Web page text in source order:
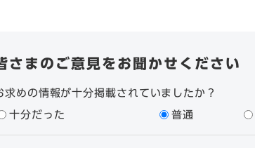
さまのご意見をお聞かせください
求めの情報が十分掲載されていましたか？
十分だった 普通